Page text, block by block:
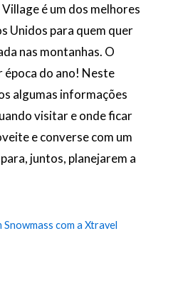
é um dos melhores
Unidos para quem quer
nas montanhas. O
época do ano! Neste
algumas informações
visitar e onde ficar
e converse com um
para, juntos, planejarem a
Snowmass com a Xtravel